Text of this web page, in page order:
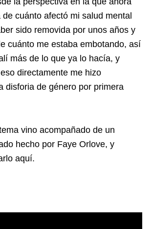
cuánto afectó mi salud mental
sido removida por unos años y
cuánto me estaba embotando, así
más de lo que ya lo hacía, y
directamente me hizo
disforia de género por primera
vino acompañado de un
hecho por Faye Orlove, y
aquí.